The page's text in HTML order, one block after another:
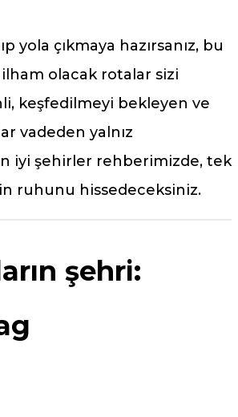
yola çıkmaya hazırsanız, bu
olacak rotalar sizi
keşfedilmeyi bekleyen ve
vadeden yalnız
iyi şehirler rehberimizde, tek
ruhunu hissedeceksiniz.
şehri: